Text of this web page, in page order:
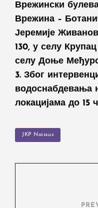
Врежински
Врежина –
Јеремије
130, у селу
селу Доње
3. Због
водоснабдевања
локацијама до 15
TAGS
JKP Naissus